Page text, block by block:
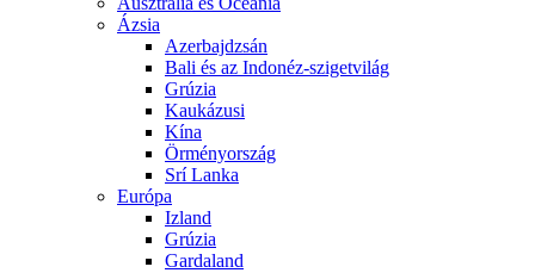
Ázsia
Azerbajdzsán
Bali és az Indonéz-szigetvilág
Grúzia
Kaukázusi
Kína
Örményország
Srí Lanka
Európa
Izland
Grúzia
Gardaland